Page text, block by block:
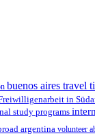
buenos aires travel
in
study programs
argentina volunteer